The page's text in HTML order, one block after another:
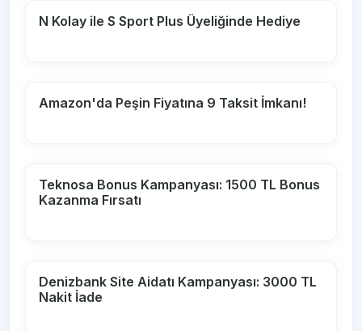
N Kolay ile S Sport Plus Üyeliğinde Hediye
Amazon'da Peşin Fiyatına 9 Taksit İmkanı!
Teknosa Bonus Kampanyası: 1500 TL Bonus
Kazanma Fırsatı
Denizbank Site Aidatı Kampanyası: 3000 TL
Nakit İade